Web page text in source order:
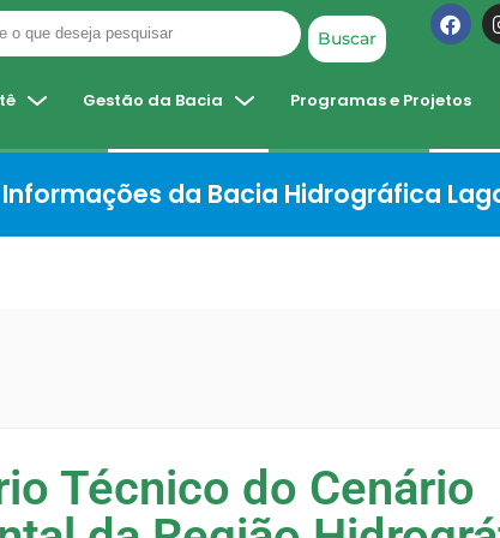
Buscar
Gestão da Bacia Programas e Projetos
da Bacia Hidrográfica
Técnico do Cenário